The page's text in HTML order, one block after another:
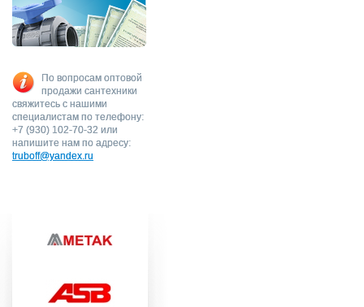
По вопросам оптовой
продажи сантехники
свяжитесь с нашими
специалистам по телефону:
+7 (930) 102-70-32 или
напишите нам по адресу:
truboff@yandex.ru